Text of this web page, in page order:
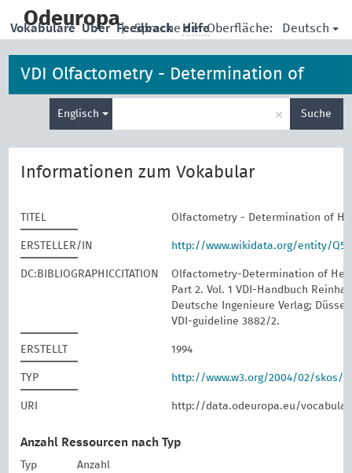
main
Odeuropa| Sprache der Oberfläche: Deutsch
Vokabulare Über Feedback Hilfe
VDI Olfactometry - Determination of
Hedonic Odour Tone
Englisch × Suche
Informationen zum Vokabular
TITEL Olfactometry - Determination of
ERSTELLER/IN http://www.wikidata.org/entity/
DC:BIBLIOGRAPHICCITATION
Olfactometry-Determination of
Part 2. Vol. 1 VDI-Handbuch
Deutsche Ingenieure Verlag;
VDI-guideline 3882/2.
ERSTELLT 1994
TYP http://www.w3.org/2004/02/skos/
URI http://data.odeuropa.eu/
Anzahl Ressourcen nach Typ
Typ
Anzahl